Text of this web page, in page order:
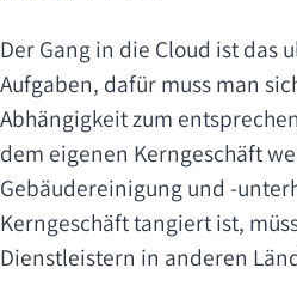
Der Gang in die Cloud ist das
Aufgaben, dafür muss man
Abhängigkeit zum
dem eigenen Kerngeschäft
Gebäudereinigung und -
Kerngeschäft tangiert ist,
Dienstleistern in anderen